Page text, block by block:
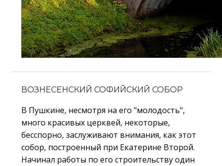
ВОЗНЕСЕНСКИЙ СОФИЙСКИЙ СОБОР
В Пушкине, несмотря на его "молодость",
много красивых церквей, некоторые,
бесспорно, заслуживают внимания, как этот
собор, построенный при Екатерине Второй.
Начинал работы по его строительству один